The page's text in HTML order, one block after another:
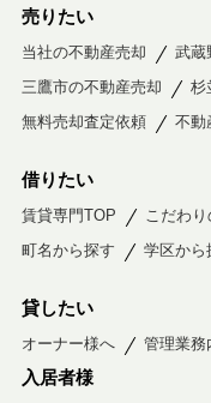
売りたい
当社の不動産売却
武蔵
三鷹市の不動産売却
杉
無料売却査定依頼
不動
借りたい
賃貸専門TOP こだわ
町名から探す
学区から
貸したい
オーナー様へ 管理業務
入居者様